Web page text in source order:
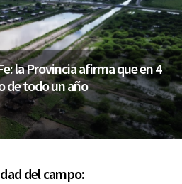
la Provincia afirma que en 4
de todo un año
del campo: